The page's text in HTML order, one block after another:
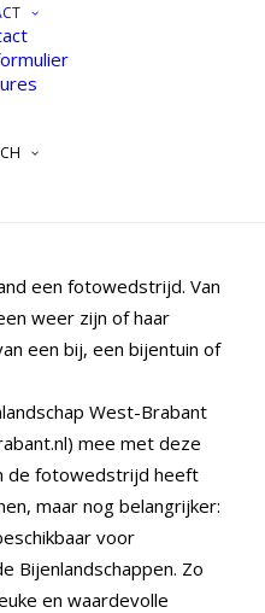
een fotowedstrijd. Van
weer zijn of haar
een bij, een bijentuin of
West-Brabant
) mee met deze
de fotowedstrijd heeft
maar nog belangrijker:
voor
Bijenlandschappen. Zo
en waardevolle